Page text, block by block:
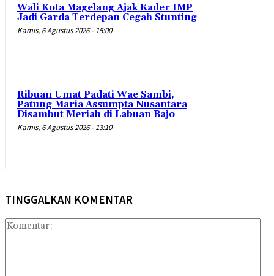
Wali Kota Magelang Ajak Kader IMP
Jadi Garda Terdepan Cegah Stunting
Kamis, 6 Agustus 2026 - 15:00
Ribuan Umat Padati Wae Sambi,
Patung Maria Assumpta Nusantara
Disambut Meriah di Labuan Bajo
Kamis, 6 Agustus 2026 - 13:10
TINGGALKAN KOMENTAR